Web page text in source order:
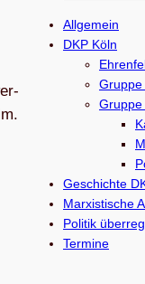
c
Allgemein
DKP Köln
Gruppe
Geschichte
Marxistische
Politik
Termine